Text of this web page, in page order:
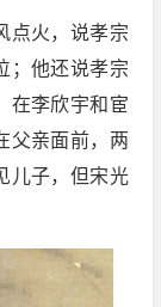
点火，说孝宗
；他还说孝宗
在李欣宇和宦
父亲面前，两
儿子，但宋光